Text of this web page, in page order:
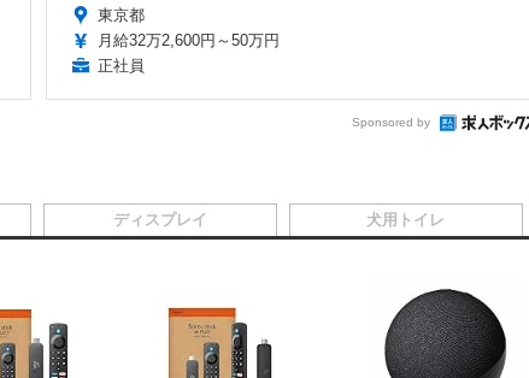
東京都
月給32万2,600円～50万円
正社員
Sponsored by
ディスプレイ 犬用トイレ